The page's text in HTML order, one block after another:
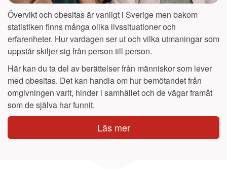
Övervikt och obesitas är vanligt i Sverige men bakom
statistiken finns många olika livssituationer och
erfarenheter. Hur vardagen ser ut och vilka utmaningar som
uppstår skiljer sig från person till person.
Här kan du ta del av berättelser från människor som lever
med obesitas. Det kan handla om hur bemötandet från
omgivningen varit, hinder i samhället och de vägar framåt
som de själva har funnit.
Läs mer